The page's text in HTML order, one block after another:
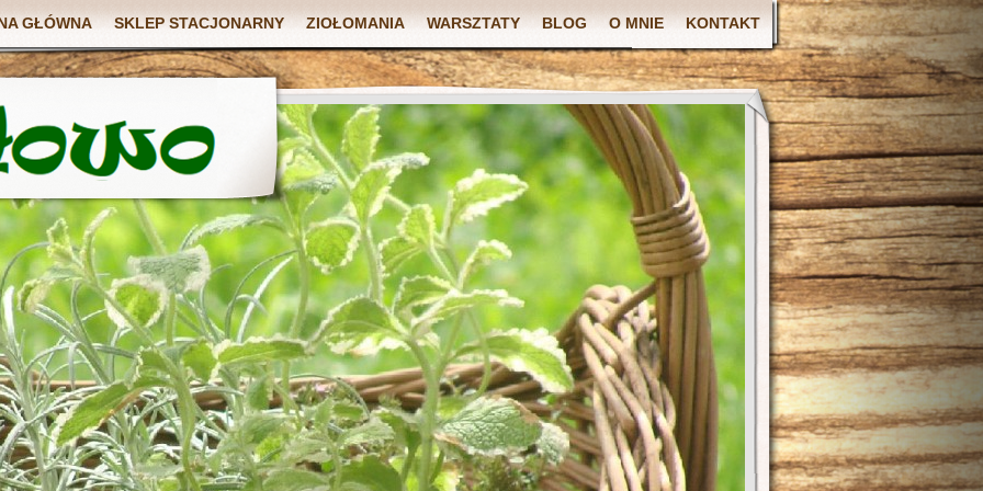
GŁÓWNA SKLEP STACJONARNY ZIOŁOMANIA WARSZTATY BLOG O MNIE KONTAKT